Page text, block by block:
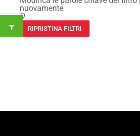
nuovamente
O
RIPRISTINA FILTRI